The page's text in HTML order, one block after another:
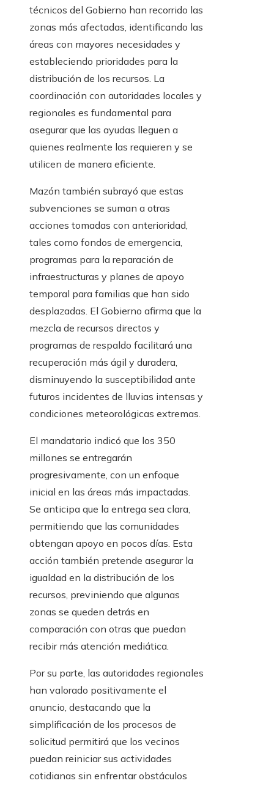
técnicos del Gobierno han recorrido las
zonas más afectadas, identificando las
áreas con mayores necesidades y
estableciendo prioridades para la
distribución de los recursos. La
coordinación con autoridades locales y
regionales es fundamental para
asegurar que las ayudas lleguen a
quienes realmente las requieren y se
utilicen de manera eficiente.
Mazón también subrayó que estas
subvenciones se suman a otras
acciones tomadas con anterioridad,
tales como fondos de emergencia,
programas para la reparación de
infraestructuras y planes de apoyo
temporal para familias que han sido
desplazadas. El Gobierno afirma que la
mezcla de recursos directos y
programas de respaldo facilitará una
recuperación más ágil y duradera,
disminuyendo la susceptibilidad ante
futuros incidentes de lluvias intensas y
condiciones meteorológicas extremas.
El mandatario indicó que los 350
millones se entregarán
progresivamente, con un enfoque
inicial en las áreas más impactadas.
Se anticipa que la entrega sea clara,
permitiendo que las comunidades
obtengan apoyo en pocos días. Esta
acción también pretende asegurar la
igualdad en la distribución de los
recursos, previniendo que algunas
zonas se queden detrás en
comparación con otras que puedan
recibir más atención mediática.
Por su parte, las autoridades regionales
han valorado positivamente el
anuncio, destacando que la
simplificación de los procesos de
solicitud permitirá que los vecinos
puedan reiniciar sus actividades
cotidianas sin enfrentar obstáculos